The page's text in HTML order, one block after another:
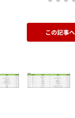
この記事